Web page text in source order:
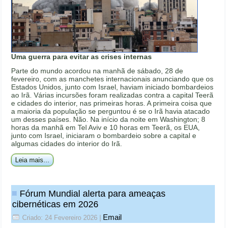
Uma guerra para evitar as crises internas
Parte do mundo acordou na manhã de sábado, 28 de
fevereiro, com as manchetes internacionais anunciando que os
Estados Unidos, junto com Israel, haviam iniciado bombardeios
ao Irã. Várias incursões foram realizadas contra a capital Teerã
e cidades do interior, nas primeiras horas. A primeira coisa que
a maioria da população se perguntou é se o Irã havia atacado
um desses países. Não. Na início da noite em Washington; 8
horas da manhã em Tel Aviv e 10 horas em Teerã, os EUA,
junto com Israel, iniciaram o bombardeio sobre a capital e
algumas cidades do interior do Irã.
Leia mais...
Fórum Mundial alerta para ameaças
cibernéticas em 2026
Criado: 24 Fevereiro 2026 Email